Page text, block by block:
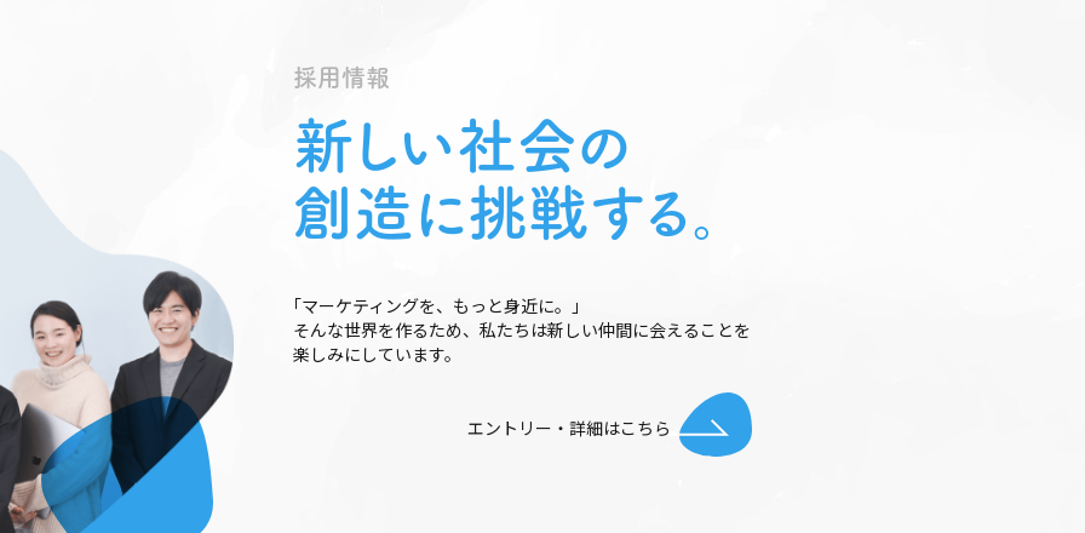
採⽤ 情報
新しい社会の
創造に挑戦する。
｢マーケティングを、もっと⾝近に。｣
そんな世界を作るため、私たちは新しい仲間に会えることを
楽しみにしています。
エントリー・詳細はこちら